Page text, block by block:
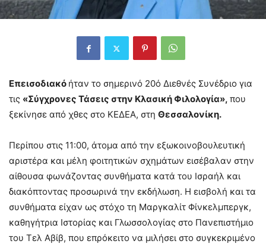
Επεισοδιακό ήταν το σημερινό 20ό Διεθνές Συνέδριο για
τις «Σύγχρονες Τάσεις στην Κλασική Φιλολογία», που
ξεκίνησε από χθες στο ΚΕΔΕΑ, στη Θεσσαλονίκη.
Περίπου στις 11:00, άτομα από την εξωκοινοβουλευτική
αριστέρα και μέλη φοιτητικών σχημάτων εισέβαλαν στην
αίθουσα φωνάζοντας συνθήματα κατά του Ισραήλ και
διακόπτοντας προσωρινά την εκδήλωση. Η εισβολή και τα
συνθήματα είχαν ως στόχο τη Μαργκαλίτ Φίνκελμπεργκ,
καθηγήτρια Ιστορίας και Γλωσσολογίας στο Πανεπιστήμιο
του Τελ Αβίβ, που επρόκειτο να μιλήσει στο συγκεκριμένο